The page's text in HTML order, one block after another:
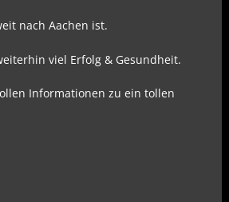
nach Aachen ist.
viel Erfolg & Gesundheit.
Informationen zu ein tollen